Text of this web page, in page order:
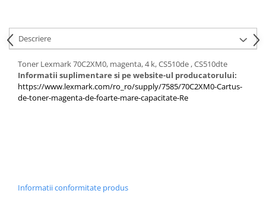
Descriere
Toner Lexmark 70C2XM0, magenta, 4 k, CS510de , CS510dte
Informatii suplimentare si pe website-ul producatorului:
https://www.lexmark.com/ro_ro/supply/7585/70C2XM0-Cartus-
de-toner-magenta-de-foarte-mare-capacitate-Re
Informatii conformitate produs